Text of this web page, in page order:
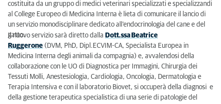
costituita da un gruppo di medici veterinari specializzati e specializzandi
al College Europeo di Medicina Interna è lieta di comunicare il lancio di
un servizio monodisciplinare dedicato all’endocrinologia del cane e del
gatto.
Il nuovo servizio sarà diretto dalla Dott.ssa Beatrice
Ruggerone (DVM, PhD, Dipl.ECVIM-CA, Specialista Europea in
Medicina Interna degli animali da compagnia) e, avvalendosi della
collaborazione con le UO di Diagnostica per Immagini, Chirurgia dei
Tessuti Molli, Anestesiologia, Cardiologia, Oncologia, Dermatologia e
Terapia Intensiva e con il laboratorio Biovet, si occuperà della diagnosi e
della gestione terapeutica specialistica di una serie di patologie del